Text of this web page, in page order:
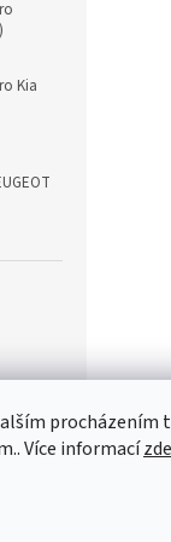
procházením
Více informacízde
Kia